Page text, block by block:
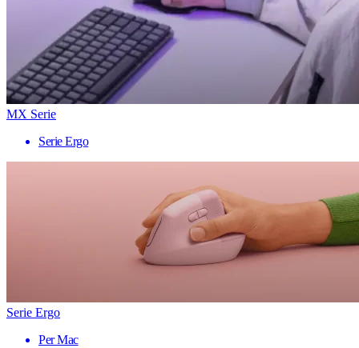
MX Serie
Serie Ergo
Serie Ergo
Per Mac